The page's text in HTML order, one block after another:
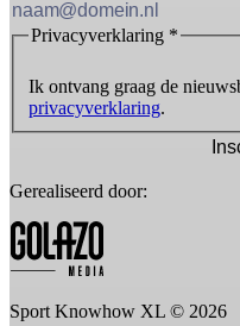
Privacyverklaring *
Ik ontvang graag de
privacyverklaring.
Gerealiseerd door:
Sport Knowhow XL © 2026